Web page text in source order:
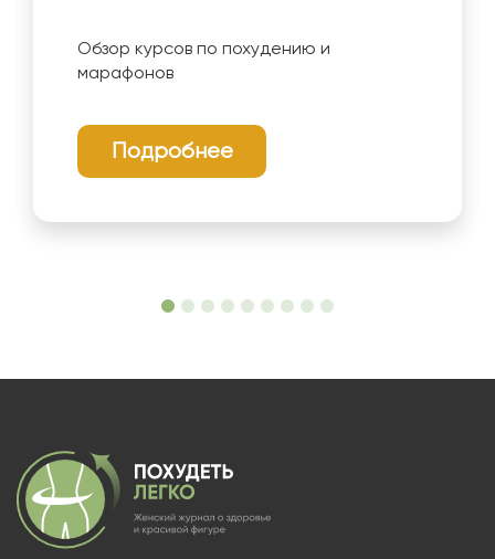
Обзор курсов по похудению и
марафонов
Подробнее